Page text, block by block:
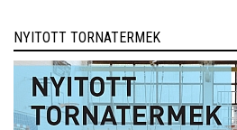
NYITOTT TORNATERMEK